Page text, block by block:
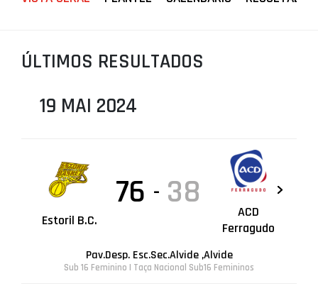
LIGA BETCLIC MASCULINA
LIGA BETCLIC FEMININA
ÚLTIMOS RESULTADOS
19 MAI 2024
Estoril B.C.
76 - 38
ACD
Ferragudo
Pav.Desp. Esc.Sec.Alvide ,Alvide
Sub 16 Feminino | Taça Nacional Sub16 Femininos